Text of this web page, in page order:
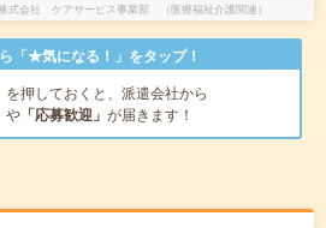
式会社 ケアサービス事業部 （医療福祉介護関連）
「★気になる！」をタップ！
を押しておくと、派遣会社から
や 「応募歓迎」 が届きます！